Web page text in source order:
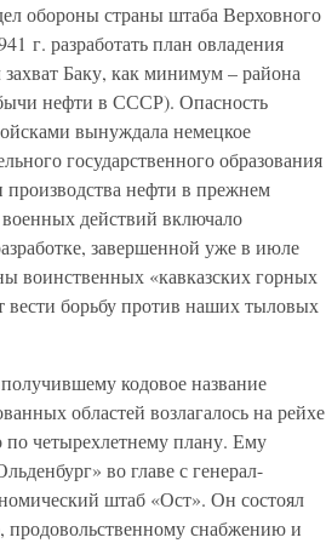
обороны страны штаба Верховного
г. разработать план овладения
Баку, как минимум – района
нефти в СССР). Опасность
вынуждала немецкое
государственного образования
производства нефти в прежнем
действий включало
завершенной уже в июле
воинственных «кавказских горных
вести борьбу против наших тыловых
кодовое название
областей возлагалось на рейхе
по четырехлетнему плану. Ему
во главе с генерал-
штаб «Ост». Он состоял
снабжению и